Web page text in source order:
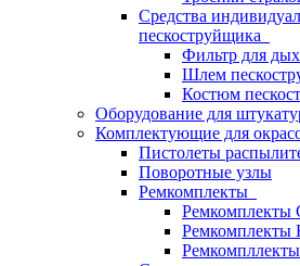
Средства
пескоструйщика
Фильтр для
Шлем
Костюм
Оборудование для
Комплектующие для
Пистолеты
Поворотные узлы
Ремкомплекты
Ремкомплекты
Ремкомплекты